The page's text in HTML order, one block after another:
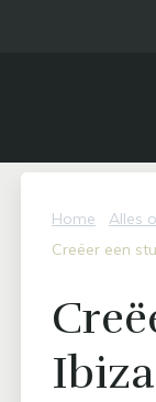
Home
Alles
Creëer een